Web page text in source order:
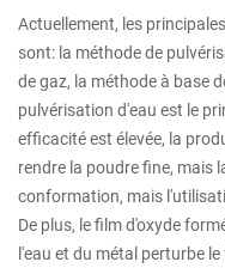
Actuellement, les
sont: la méthode de
de gaz, la méthode à base
pulvérisation d'eau est le
efficacité est élevée, la
rendre la poudre fine, mais
conformation, mais
De plus, le film d'oxyde
l'eau et du métal perturbe